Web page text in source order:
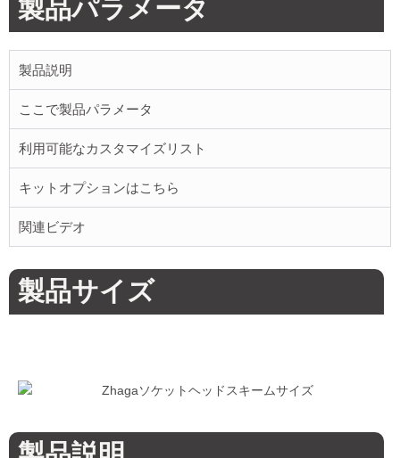
製品パラメータ
製品説明
ここで製品パラメータ
利用可能なカスタマイズリスト
キットオプションはこちら
関連ビデオ
製品サイズ